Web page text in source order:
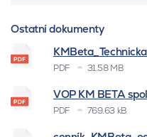
Ostatní dokumenty
PDF 31.58 MB
VOP KM BETA
PDF 769.63 kB